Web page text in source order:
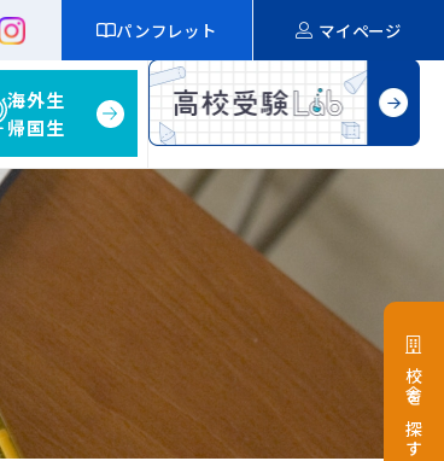
海外生
帰国生
パンフレット マイページ
校舎を探す